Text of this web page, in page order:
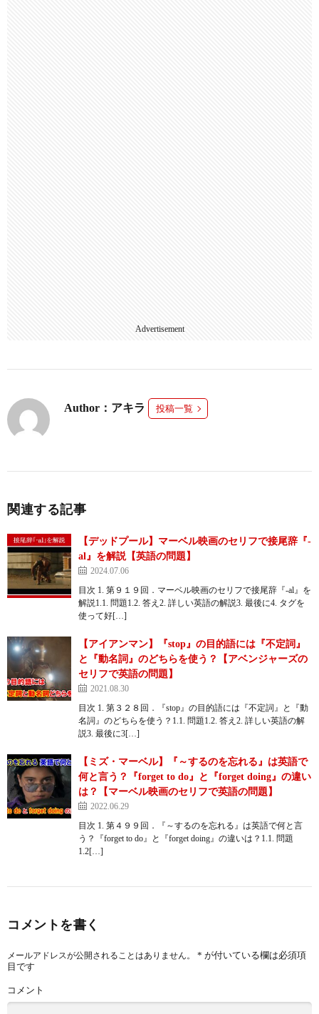
Advertisement
Author：アキラ 投稿一覧
関連する記事
【デッドプール】マーベル映画のセリフで接尾辞『-
al』を解説【英語の問題】
2024.07.06
目次 1. 第９１９回．マーベル映画のセリフで接尾辞『-al』を
解説1.1. 問題1.2. 答え2. 詳しい英語の解説3. 最後に4. タグを
使って好[…]
【アイアンマン】『stop』の目的語には『不定詞』
と『動名詞』のどちらを使う？【アベンジャーズの
セリフで英語の問題】
2021.08.30
目次 1. 第３２８回．『stop』の目的語には『不定詞』と『動
名詞』のどちらを使う？1.1. 問題1.2. 答え2. 詳しい英語の解
説3. 最後に3[…]
【ミズ・マーベル】『～するのを忘れる』は英語で
何と言う？『forget to do』と『forget doing』の違い
は？【マーベル映画のセリフで英語の問題】
2022.06.29
目次 1. 第４９９回．『～するのを忘れる』は英語で何と言
う？『forget to do』と『forget doing』の違いは？1.1. 問題
1.2[…]
コメントを書く
メールアドレスが公開されることはありません。 * が付いている欄は必須項
目です
コメント